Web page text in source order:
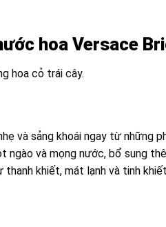
hoa Versace
hoa cỏ trái cây.
và sảng khoái ngay từ những
và mọng nước, bổ sung
khiết, mát lạnh và tinh